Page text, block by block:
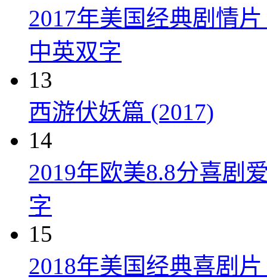
2017年美国经典剧情
中英双字
13
西游伏妖篇 (2017)
14
2019年欧美8.8分喜剧
字
15
2018年美国经典喜剧